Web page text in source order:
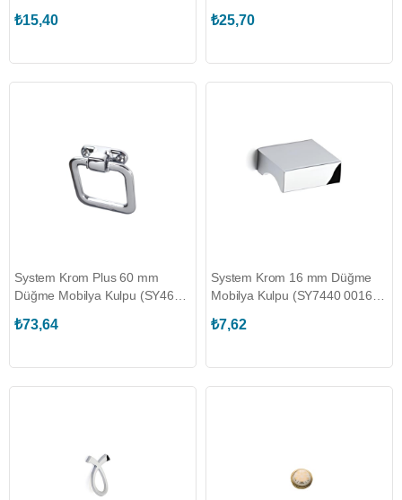
₺15,40 ₺25,70
System Krom Plus 60 mm
Düğme Mobilya Kulpu (SY4631
₺73,64
System Krom 16 mm Düğme
Mobilya Kulpu (SY7440 0016
₺7,62